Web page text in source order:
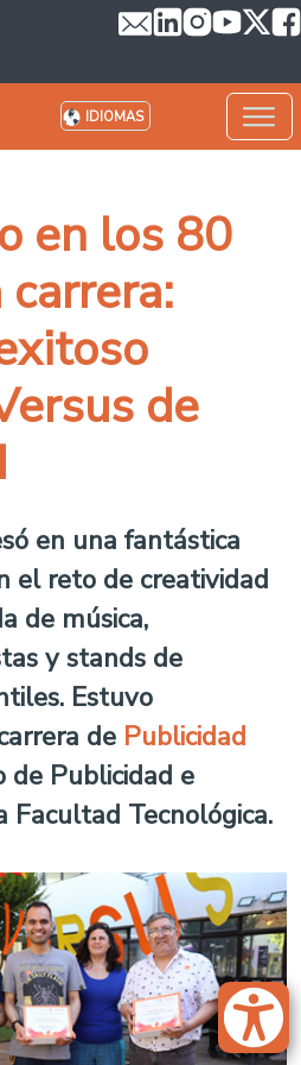
IDIOMAS
en los 80
de
en una fantástica
el reto de creatividad
de música,
y stands de
Estuvo
de Publicidad
Publicidad e
Facultad Tecnológica.